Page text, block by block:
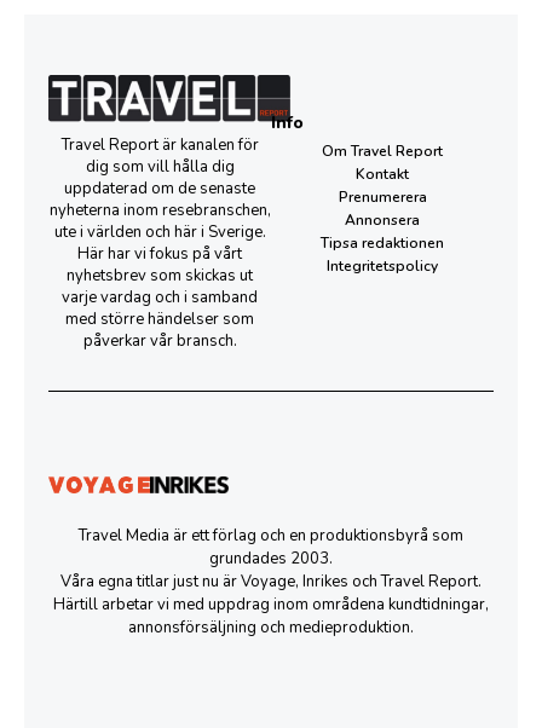
Travel Report är kanalen för
dig som vill hålla dig
uppdaterad om de senaste
nyheterna inom resebranschen,
ute i världen och här i Sverige.
Här har vi fokus på vårt
nyhetsbrev som skickas ut
varje vardag och i samband
med större händelser som
påverkar vår bransch.
Info
Om Travel Report
Kontakt
Prenumerera
Annonsera
Tipsa redaktionen
Integritetspolicy
Travel Media är ett förlag och en produktionsbyrå som
grundades 2003.
Våra egna titlar just nu är Voyage, Inrikes och Travel Report.
Härtill arbetar vi med uppdrag inom områdena kundtidningar,
annonsförsäljning och medieproduktion.